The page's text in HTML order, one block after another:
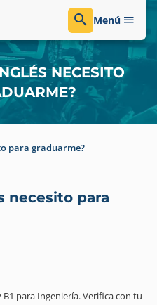
Menú
NECESITO
para graduarme?
necesito para
para Ingeniería. Verifica con tu